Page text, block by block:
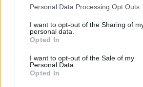
Please note that this website/app uses
not limited to your visit or usage
grant or deny consent to Google and its
use your data for below specified
consent section.
Personal Data Processing Opt Outs
I want to opt-out of the Sharing of
personal data.
Opted In
I want to opt-out of the Sale of my
Personal Data.
Opted In
David Denman (Mark) - Schneider
Willie C. Carpenter (Norville) -
Pete Burris (Ogden) - Galbenisz
Madeleine McGraw (Amber) - Pál
Lacy Camp (Betsy) - Orosz Anna
Dakota Lee (Mindy) - Tamási